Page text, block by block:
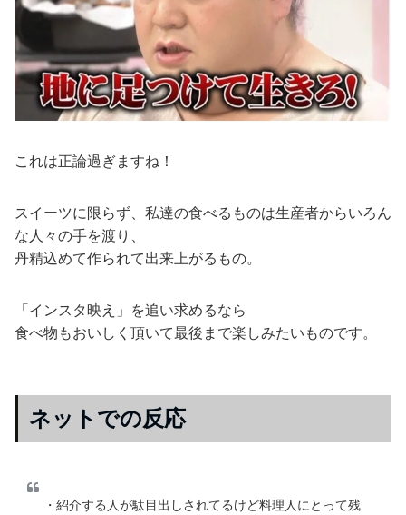
これは正論過ぎますね！
スイーツに限らず、私達の食べるものは生産者からいろん
な人々の手を渡り、
丹精込めて作られて出来上がるもの。
「インスタ映え」を追い求めるなら
食べ物もおいしく頂いて最後まで楽しみたいものです。
ネットでの反応
・紹介する人が駄目出しされてるけど料理人にとって残